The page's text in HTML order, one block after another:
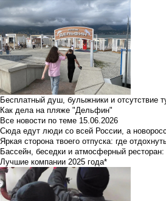
Бесплатный душ, булыжники и отсутствие
Как дела на пляже "Дельфин"
Все новости по теме 15.06.2026
Сюда едут люди со всей России, а
Яркая сторона твоего отпуска: где
Бассейн, беседки и атмосферный
Лучшие компании 2025 года*